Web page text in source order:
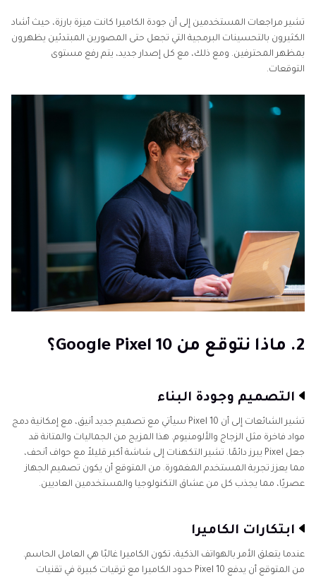
8. هل يجب الانتظار أم لا؟
الأسئلة الشائعة
تشير مراجعات المستخدمين إلى أن جودة الكاميرا كانت ميزة بارزة، حيث أشاد
الكثيرون بالتحسينات البرمجية التي تجعل حتى المصورين المبتدئين يظهرون
بمظهر المحترفين. ومع ذلك، مع كل إصدار جديد، يتم رفع مستوى
التوقعات.
2. ماذا نتوقع من Google Pixel 10؟
التصميم وجودة البناء
تشير الشائعات إلى أن Pixel 10 سيأتي مع تصميم جديد أنيق، مع إمكانية دمج
مواد فاخرة مثل الزجاج والألومنيوم. هذا المزيج من الجماليات والمتانة قد
جعل Pixel يبرز دائمًا. تشير التكهنات إلى شاشة أكبر قليلاً مع حواف أنحف،
مما يعزز تجربة المستخدم المغمورة. من المتوقع أن يكون تصميم الجهاز
عصريًا، مما يجذب كل من عشاق التكنولوجيا والمستخدمين العاديين.
ابتكارات الكاميرا
عندما يتعلق الأمر بالهواتف الذكية، تكون الكاميرا غالبًا هي العامل الحاسم.
من المتوقع أن يدفع Pixel 10 حدود الكاميرا مع ترقيات كبيرة في تقنيات